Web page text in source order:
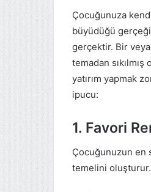
Çocuğunuza
büyüdüğü
gerçektir. Bir
temadan
yatırım yapmak
ipucu:
1. Favori
Çocuğunuzun en
temelini